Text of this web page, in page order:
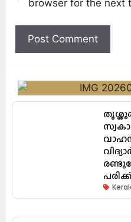
browser for the next
രണ്ടുപേർ
പരിക്ക്